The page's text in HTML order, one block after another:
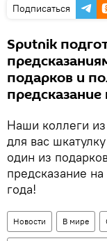
Подписаться
Sputnik
подарков и
Наши коллеги из
для вас
один из
предсказание
года!
Новости В мире